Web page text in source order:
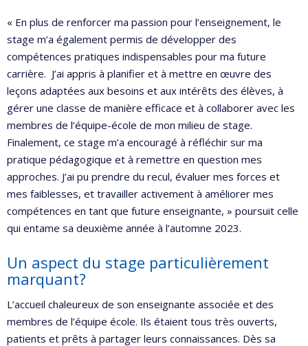
« En plus de renforcer ma passion pour l’enseignement, le
stage m’a également permis de développer des
compétences pratiques indispensables pour ma future
carrière. J’ai appris à planifier et à mettre en œuvre des
leçons adaptées aux besoins et aux intérêts des élèves, à
gérer une classe de manière efficace et à collaborer avec les
membres de l’équipe-école de mon milieu de stage.
Finalement, ce stage m’a encouragé à réfléchir sur ma
pratique pédagogique et à remettre en question mes
approches. J’ai pu prendre du recul, évaluer mes forces et
mes faiblesses, et travailler activement à améliorer mes
compétences en tant que future enseignante, » poursuit celle
qui entame sa deuxième année à l’automne 2023.
Un aspect du stage particulièrement
marquant?
L’accueil chaleureux de son enseignante associée et des
membres de l’équipe école. Ils étaient tous très ouverts,
patients et prêts à partager leurs connaissances. Dès sa